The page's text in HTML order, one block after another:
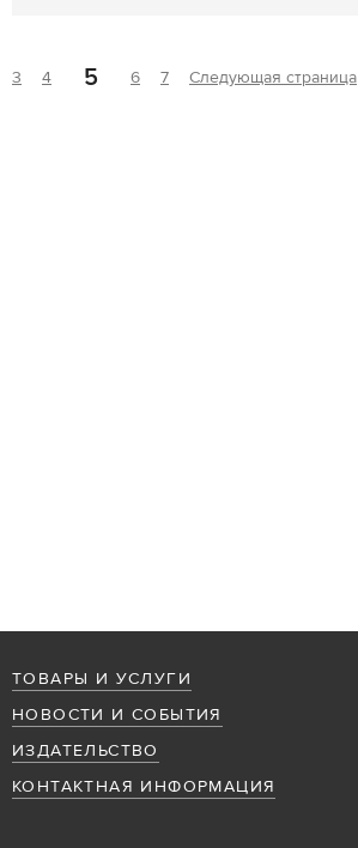
3 4 5 6 7 Следующая страница
ТОВАРЫ И УСЛУГИ
НОВОСТИ И СОБЫТИЯ
ИЗДАТЕЛЬСТВО
КОНТАКТНАЯ ИНФОРМАЦИЯ